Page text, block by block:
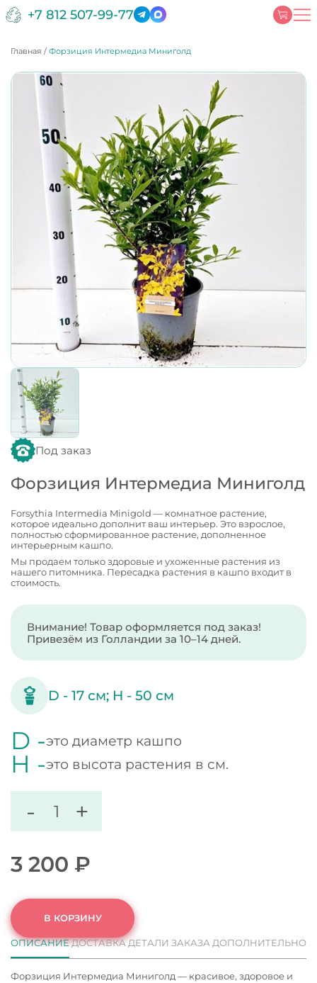
+7 812 507-99-77
Главная /Форзиция Интермедиа Миниголд
Под заказ
Форзиция Интермедиа Миниголд
Forsythia Intermedia Minigold — комнатное растение,
которое идеально дополнит ваш интерьер. Это взрослое,
полностью сформированное растение, дополненное
интерьерным кашпо.
Мы продаем только здоровые и ухоженные растения из
нашего питомника. Пересадка растения в кашпо входит в
стоимость.
Внимание! Товар оформляется под заказ!
Привезём из Голландии за 10–14 дней.
D -17 см; H -50 см
D -это диаметр кашпо
H -это высота растения в см.
- +
3 200 ₽
В КОРЗИНУ
ОПИСАНИЕДОСТАВКАДЕТАЛИ ЗАКАЗА ДОПОЛНИТЕЛЬНО
Форзиция Интермедиа Миниголд — красивое, здоровое и